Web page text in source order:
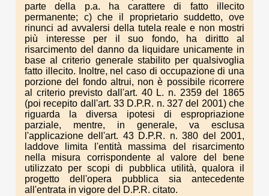
parte della p.a. ha carattere di fatto illecito
permanente; c) che il proprietario suddetto, ove
rinunci ad avvalersi della tutela reale e non mostri
più interesse per il suo fondo, ha diritto al
risarcimento del danno da liquidare unicamente in
base al criterio generale stabilito per qualsivoglia
fatto illecito. Inoltre, nel caso di occupazione di una
porzione del fondo altrui, non è possibile ricorrere
al criterio previsto dall'art. 40 L. n. 2359 del 1865
(poi recepito dall'art. 33 D.P.R. n. 327 del 2001) che
riguarda la diversa ipotesi di espropriazione
parziale, mentre, in generale, va esclusa
l'applicazione dell'art. 43 D.P.R. n. 380 del 2001,
laddove limita l'entità massima del risarcimento
nella misura corrispondente al valore del bene
utilizzato per scopi di pubblica utilità, qualora il
progetto dell'opera pubblica sia antecedente
all'entrata in vigore del D.P.R. citato.